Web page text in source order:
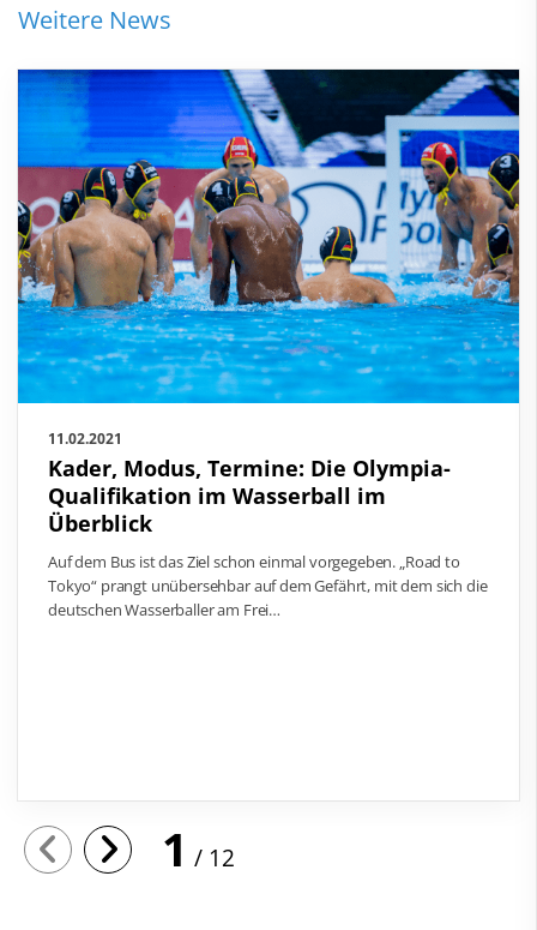
Weitere News
11.02.2021
Kader, Modus, Termine: Die Olympia-
Qualifikation im Wasserball im
Überblick
Auf dem Bus ist das Ziel schon einmal vorgegeben. „Road to
Tokyo“ prangt unübersehbar auf dem Gefährt, mit dem sich die
deutschen Wasserballer am Frei…
1 12